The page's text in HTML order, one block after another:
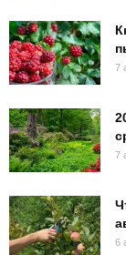
7
7
6